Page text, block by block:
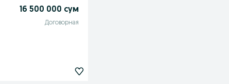
16 500 000 сум
Договорная